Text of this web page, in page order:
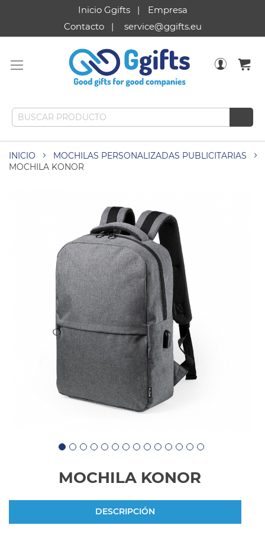
Inicio Ggifts
Empresa
Contacto
service@ggifts.eu
INICIO
MOCHILAS PERSONALIZADAS PUBLICITARIAS
MOCHILA KONOR
MOCHILA KONOR
DESCRIPCIÓN